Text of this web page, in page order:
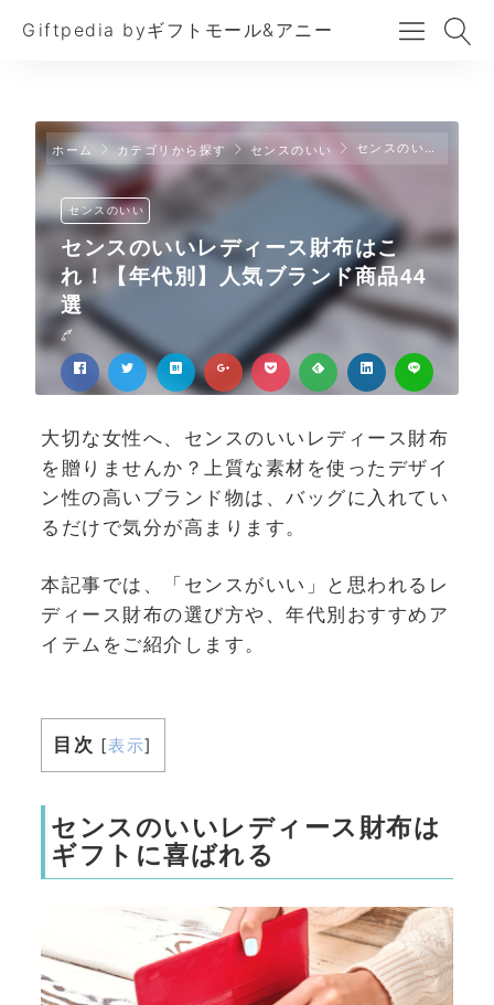
Giftpedia byギフトモール&アニー
ホーム カテゴリから探す センスのいい センスのいいレディース財布はこれ！【年代別】人気ブランド商品44選
センスのいい
センスのいいレディース財布はこ
れ！【年代別】人気ブランド商品44
選
大切な女性へ、センスのいいレディース財布
を贈りませんか？上質な素材を使ったデザイ
ン性の高いブランド物は、バッグに入れてい
るだけで気分が高まります。
本記事では、「センスがいい」と思われるレ
ディース財布の選び方や、年代別おすすめア
イテムをご紹介します。
目次 [表示]
センスのいいレディース財布は
ギフトに喜ばれる